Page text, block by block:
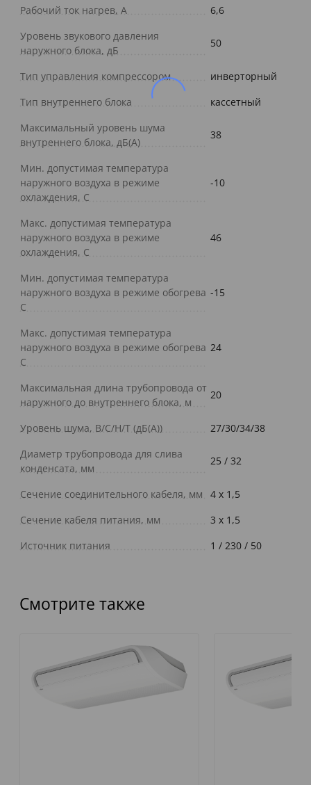
Рабочий ток нагрев, А
6,6
Уровень звукового давления
наружного блока, дБ
50
Тип управления компрессором
инверторный
Тип внутреннего блока
кассетный
Максимальный уровень шума
внутреннего блока, дБ(А)
38
Мин. допустимая температура
наружного воздуха в режиме
охлаждения, С
-10
Макс. допустимая температура
наружного воздуха в режиме
охлаждения, С
46
Мин. допустимая температура
наружного воздуха в режиме обогрева
С
-15
Макс. допустимая температура
наружного воздуха в режиме обогрева
С
24
Максимальная длина трубопровода от
наружного до внутреннего блока, м
20
Уровень шума, В/С/Н/Т (дБ(А))
27/30/34/38
Диаметр трубопровода для слива
конденсата, мм
25 / 32
Сечение соединительного кабеля, мм
4 х 1,5
Сечение кабеля питания, мм
3 х 1,5
Источник питания
1 / 230 / 50
Смотрите также